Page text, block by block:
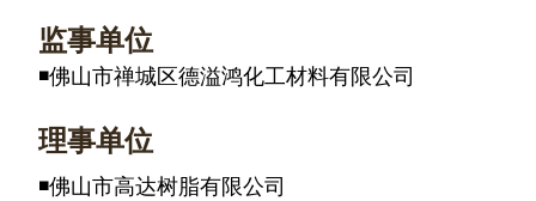
监事单位
◾佛山市禅城区德溢鸿化工材料有限公司
理事单位
◾佛山市高达树脂有限公司